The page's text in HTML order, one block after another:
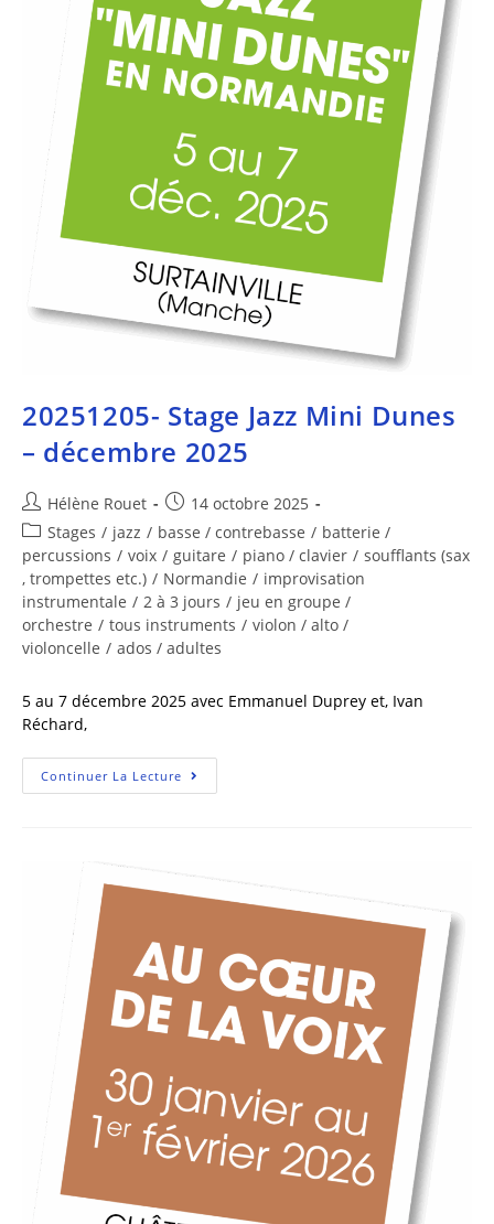
20251205- Stage Jazz Mini Dunes
– décembre 2025
Hélène Rouet
14 octobre 2025
Stages / jazz / basse / contrebasse / batterie /
percussions / voix / guitare / piano / clavier / soufflants (sax
, trompettes etc.) / Normandie / improvisation
instrumentale / 2 à 3 jours / jeu en groupe /
orchestre / tous instruments / violon / alto /
violoncelle / ados / adultes
5 au 7 décembre 2025 avec Emmanuel Duprey et, Ivan
Réchard,
Continuer La Lecture